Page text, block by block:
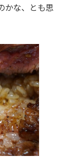
かな、とも思